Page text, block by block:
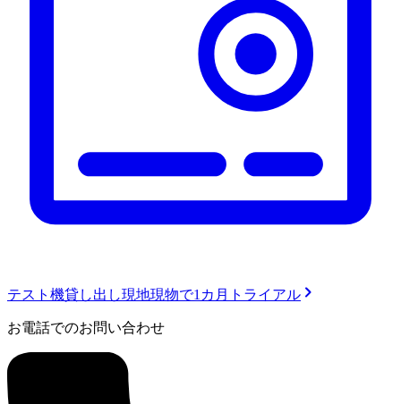
テスト機貸し出し現地現物で1カ月トライアル
お電話でのお問い合わせ